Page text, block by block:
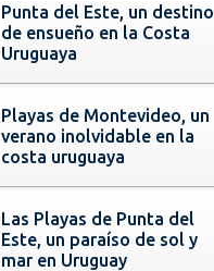
Punta del Este, un destino
de ensueño en la Costa
Uruguaya
Playas de Montevideo, un
verano inolvidable en la
costa uruguaya
Las Playas de Punta del
Este, un paraíso de sol y
mar en Uruguay